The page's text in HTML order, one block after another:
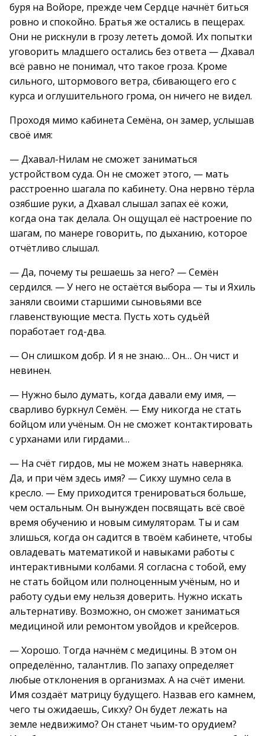
буря на Войоре, прежде чем Сердце начнёт биться
ровно и спокойно. Братья же остались в пещерах.
Они не рискнули в грозу лететь домой. Их попытки
уговорить младшего остались без ответа — Дхавал
всё равно не понимал, что такое гроза. Кроме
сильного, штормового ветра, сбивающего его с
курса и оглушительного грома, он ничего не видел.
Проходя мимо кабинета Семёна, он замер, услышав
своё имя:
— Дхавал-Нилам не сможет заниматься
устройством суда. Он не сможет этого, — мать
расстроенно шагала по кабинету. Она нервно тёрла
озябшие руки, а Дхавал слышал запах её кожи,
когда она так делала. Он ощущал её настроение по
шагам, по манере говорить, по дыханию, которое
отчётливо слышал.
— Да, почему ты решаешь за него? — Семён
сердился. — У него не остаётся выбора — ты и Яхиль
заняли своими старшими сыновьями все
главенствующие места. Пусть хоть судьёй
поработает год-два.
— Он слишком добр. И я не знаю… Он… Он чист и
невинен.
— Нужно было думать, когда давали ему имя, —
сварливо буркнул Семён. — Ему никогда не стать
бойцом или учёным. Он не сможет контактировать
с урханами или гирдами…
— На счёт гирдов, мы не можем знать наверняка.
Да, и при чём здесь имя? — Сикху шумно села в
кресло. — Ему приходится тренироваться больше,
чем остальным. Он вынужден посвящать всё своё
время обучению и новым симуляторам. Ты и сам
злишься, когда он садится в твоём кабинете, чтобы
овладевать математикой и навыками работы с
интерактивными колбами. Я согласна с тобой, ему
не стать бойцом или полноценным учёным, но и
работу судьи ему нельзя доверить. Нужно искать
альтернативу. Возможно, он сможет заниматься
медициной или ремонтом увойдов и крейсеров.
— Хорошо. Тогда начнём с медицины. В этом он
определённо, талантлив. По запаху определяет
любые отклонения в организмах. А на счёт имени.
Имя создаёт матрицу будущего. Назвав его камнем,
чего ты ожидаешь, Сикху? Он будет лежать на
земле недвижимо? Он станет чьим-то орудием?